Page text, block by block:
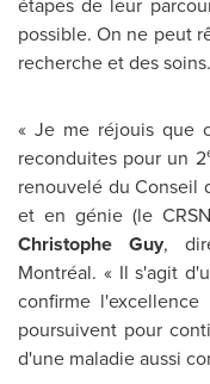
possible. On ne peut
recherche et des
« Je me réjouis que
reconduites pour un 2
renouvelé du Conseil
et en génie (le
Christophe Guy,
Montréal. « Il s'agit
confirme
poursuivent pour
d'une maladie aussi